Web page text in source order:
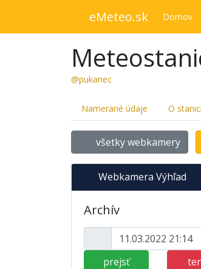
eMeteo.sk Domov
@pukanec
Namerané údaje O stanici
všetky webkamery
Webkamera Výhľad
Archív
prejsť